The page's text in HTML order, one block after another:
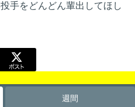
手をどんどん輩出してほし
週間